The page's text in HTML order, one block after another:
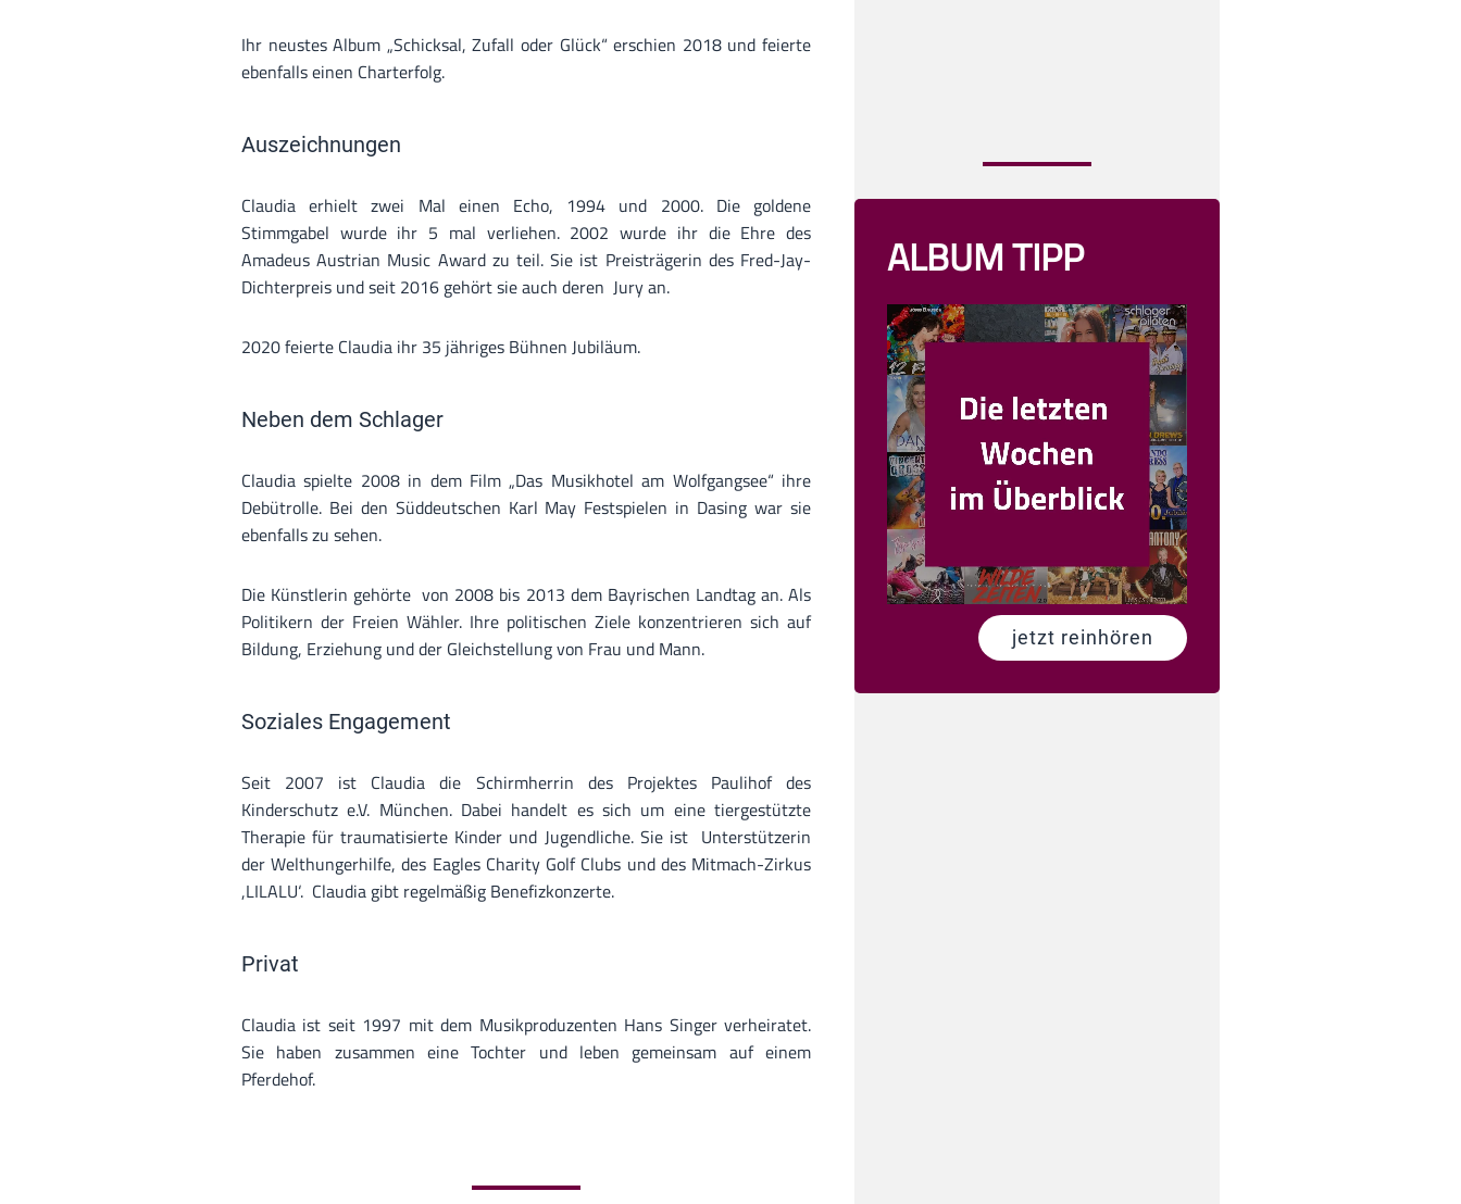
Ihr neustes Album „Schicksal, Zufall oder Glück“ erschien 2018 und feierte
ebenfalls einen Charterfolg.
Auszeichnungen
Claudia erhielt zwei Mal einen Echo, 1994 und 2000. Die goldene
Stimmgabel wurde ihr 5 mal verliehen. 2002 wurde ihr die Ehre des
Amadeus Austrian Music Award zu teil. Sie ist Preisträgerin des Fred-Jay-
Dichterpreis und seit 2016 gehört sie auch deren Jury an.
2020 feierte Claudia ihr 35 jähriges Bühnen Jubiläum.
Neben dem Schlager
Claudia spielte 2008 in dem Film „Das Musikhotel am Wolfgangsee“ ihre
Debütrolle. Bei den Süddeutschen Karl May Festspielen in Dasing war sie
ebenfalls zu sehen.
Die Künstlerin gehörte von 2008 bis 2013 dem Bayrischen Landtag an. Als
Politikern der Freien Wähler. Ihre politischen Ziele konzentrieren sich auf
Bildung, Erziehung und der Gleichstellung von Frau und Mann.
Soziales Engagement
Seit 2007 ist Claudia die Schirmherrin des Projektes Paulihof des
Kinderschutz e.V. München. Dabei handelt es sich um eine tiergestützte
Therapie für traumatisierte Kinder und Jugendliche. Sie ist Unterstützerin
der Welthungerhilfe, des Eagles Charity Golf Clubs und des Mitmach-Zirkus
,LILALU‘. Claudia gibt regelmäßig Benefizkonzerte.
Privat
Claudia ist seit 1997 mit dem Musikproduzenten Hans Singer verheiratet.
Sie haben zusammen eine Tochter und leben gemeinsam auf einem
Pferdehof.
ALBUM TIPP
jetzt reinhören